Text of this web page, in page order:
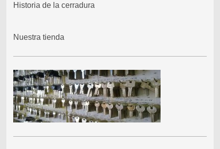
Historia de la cerradura
Nuestra tienda